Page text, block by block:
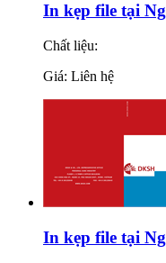
In kẹp file tại
Chất liệu:
Giá: Liên hệ
In kẹp file tại